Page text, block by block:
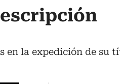
en la expedición de su